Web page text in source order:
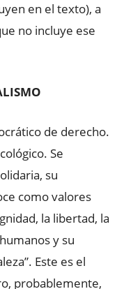
en el texto), a
no incluye ese
de derecho.
Se
su
como valores
la libertad, la
y su
Este es el
probablemente,